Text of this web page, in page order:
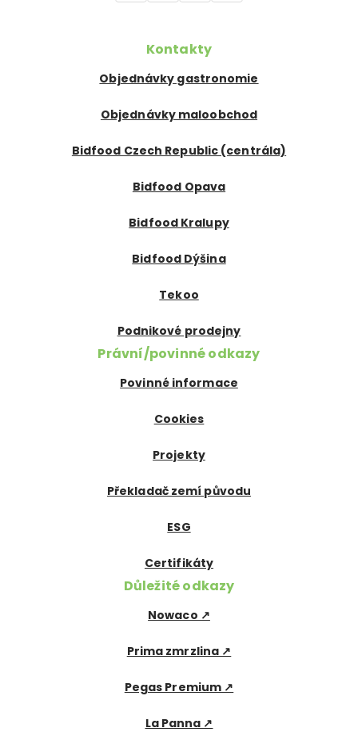
Kontakty
Objednávky gastronomie
Objednávky maloobchod
Bidfood Czech Republic (centrála)
Bidfood Opava
Bidfood Kralupy
Bidfood Dýšina
Tekoo
Podnikové prodejny
Právní/povinné odkazy
Povinné informace
Cookies
Projekty
Překladač zemí původu
ESG
Certifikáty
Důležité odkazy
Nowaco ↗
Prima zmrzlina ↗
Pegas Premium ↗
La Panna ↗